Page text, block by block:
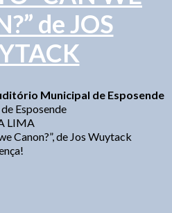
de JOS
Municipal de Esposende
Esposende
LIMA
Canon?”, de Jos Wuytack